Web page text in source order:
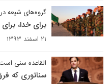
گروه‌های شیعه
برای خدا،
۲۱ اسفند ۱۳۹۳
القاعده سنی
سناتوری که